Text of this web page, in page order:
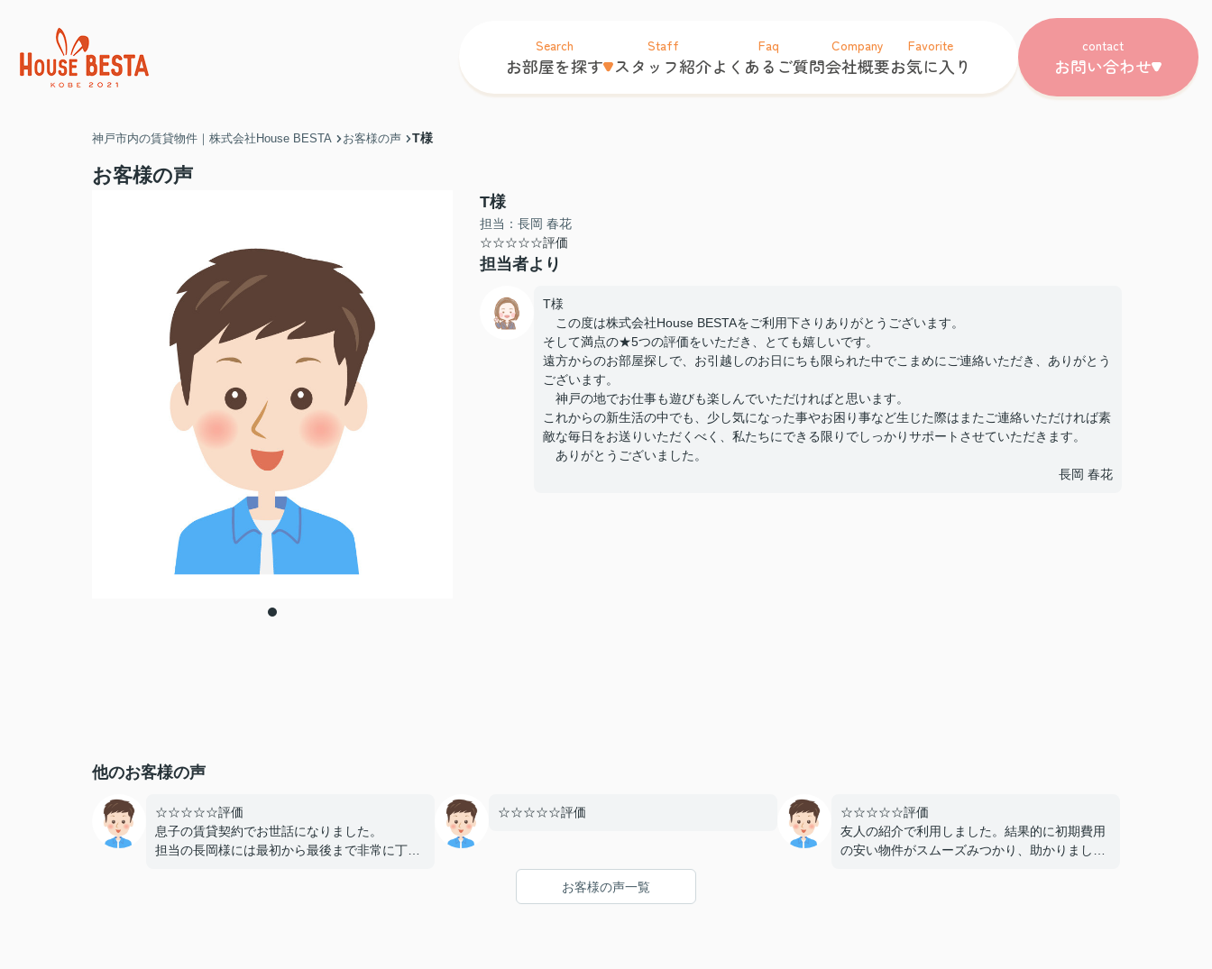
Search
お部屋を探す
Staff
スタッフ紹介
Faq
よくあるご質問
Company
会社概要
Favorite
お気に入り
contact
お問い合わせ
神戸市内の賃貸物件｜株式会社House BESTA お客様の声 T様
お客様の声
T様
担当：長岡 春花
☆☆☆☆☆評価
担当者より
T様
この度は株式会社House BESTAをご利用下さりありがとうございます。
そして満点の★5つの評価をいただき、とても嬉しいです。
遠方からのお部屋探しで、お引越しのお日にちも限られた中でこまめにご連絡いただき、ありがとう
ございます。
神戸の地でお仕事も遊びも楽しんでいただければと思います。
これからの新生活の中でも、少し気になった事やお困り事など生じた際はまたご連絡いただければ素
敵な毎日をお送りいただくべく、私たちにできる限りでしっかりサポートさせていただきます。
ありがとうございました。
長岡 春花
他のお客様の声
☆☆☆☆☆評価
息子の賃貸契約でお世話になりました。
担当の長岡様には最初から最後まで非常に丁寧
☆☆☆☆☆評価
☆☆☆☆☆評価
友人の紹介で利用しました。結果的に初期費用
の安い物件がスムーズみつかり、助かりまし
お客様の声一覧